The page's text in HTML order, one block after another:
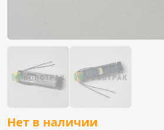
Нет в наличии